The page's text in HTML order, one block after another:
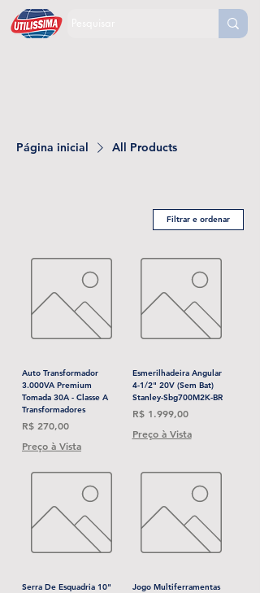
Página inicial All Products
Filtrar e ordenar
Auto Transformador
3.000VA Premium
Tomada 30A - Classe A
Transformadores
Preço
R$ 270,00
Preço à Vista
Esmerilhadeira Angular
4-1/2" 20V (Sem Bat)
Stanley-Sbg700M2K-BR
Preço
R$ 1.999,00
Preço à Vista
Serra De Esquadria 10"
Jogo Multiferramentas